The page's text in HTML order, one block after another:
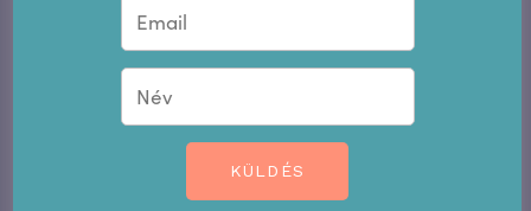
Kövess minket Facebookon
Hormonmentes.hu
Friss a blogon
KÜLDÉS